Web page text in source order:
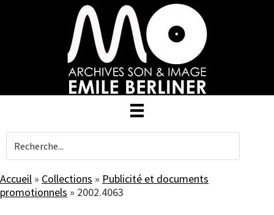
Accueil » Collections » Publicité et documents
promotionnels » 2002.4063